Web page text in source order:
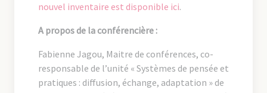
nouvel inventaire est disponible ici.
A propos de la conférencière :
Fabienne Jagou, Maitre de conférences, co-
responsable de l’unité « Systèmes de pensée et
pratiques : diffusion, échange, adaptation » de